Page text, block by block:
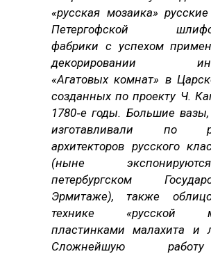
«русская мозаика»
Петергофской
фабрики с успехом
декорировании
«Агатовых комнат» в
созданных по проекту Ч.
1780‑е годы. Большие
изготавливали по
архитекторов русского
(ныне
петербургском
Эрмитаже), также
технике «русской
пластинками малахита и
Сложнейшую